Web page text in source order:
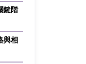
鍵階
與相